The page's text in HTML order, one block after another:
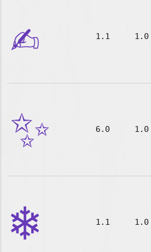
✍️ 1.1 1.0
✨ 6.0 1.0
❄️ 1.1 1.0